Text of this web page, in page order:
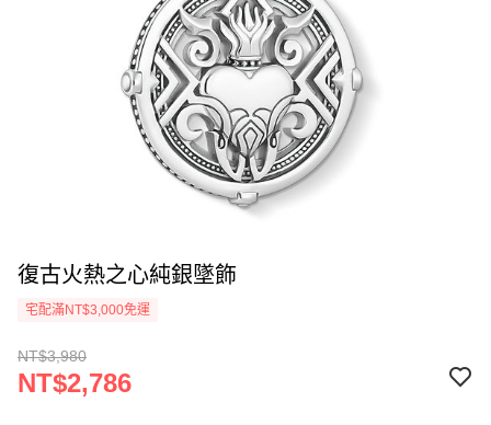
復古火熱之心純銀墜飾
宅配滿NT$3,000免運
NT$3,980
NT$2,786